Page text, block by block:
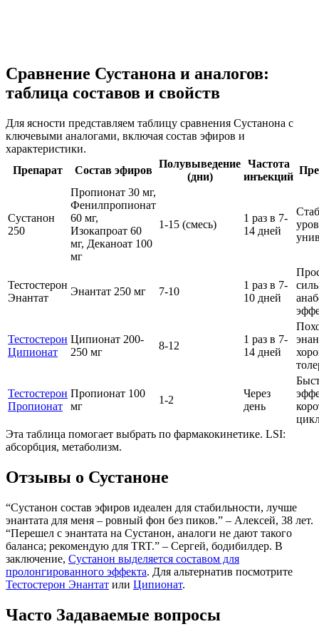
Сравнение Сустанона и аналогов:
таблица составов и свойств
Для ясности представляем таблицу сравнения Сустанона с
ключевыми аналогами, включая состав эфиров и
характеристики.
Препарат
Состав эфиров
Полувыведение
(дни)
Частота
инъекций
Сустанон
250
Пропионат 30 мг,
Фенилпропионат
60 мг,
Изокапроат 60
мг, Деканоат 100
мг
1-15 (смесь)
1 раз в 7-
14 дней
Тестостерон
Энантат
Энантат 250 мг 7-10
1 раз в 7-
10 дней
Тестостерон
Ципионат
Ципионат 200-
250 мг
8-12
1 раз в 7-
14 дней
Тестостерон
Пропионат
Пропионат 100
мг
1-2
Через
день
Эта таблица помогает выбрать по фармакокинетике. LSI:
абсорбция, метаболизм.
Отзывы о Сустаноне
“Сустанон состав эфиров идеален для стабильности, лучше
энантата для меня – ровный фон без пиков.” – Алексей, 38 лет.
“Перешел с энантата на Сустанон, аналоги не дают такого
баланса; рекомендую для TRT.” – Сергей, бодибилдер. В
заключение, Сустанон выделяется составом для
пролонгированного эффекта. Для альтернатив посмотрите
Тестостерон Энантат или Ципионат.
Часто Задаваемые вопросы